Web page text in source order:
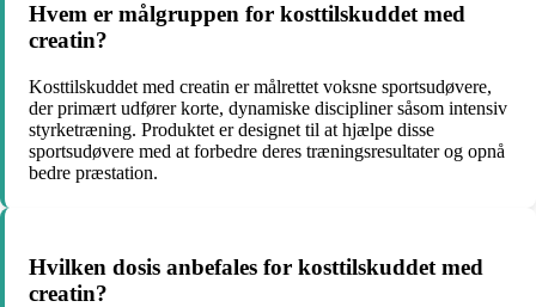
Hvem er målgruppen for kosttilskuddet med
creatin?
Kosttilskuddet med creatin er målrettet voksne sportsudøvere,
der primært udfører korte, dynamiske discipliner såsom intensiv
styrketræning. Produktet er designet til at hjælpe disse
sportsudøvere med at forbedre deres træningsresultater og opnå
bedre præstation.
Hvilken dosis anbefales for kosttilskuddet med
creatin?